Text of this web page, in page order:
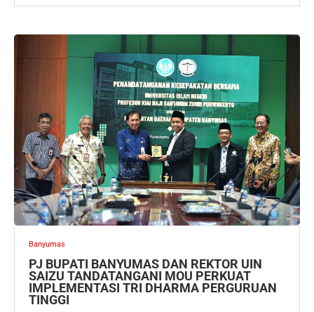
Banyumas
PJ BUPATI BANYUMAS DAN REKTOR UIN
SAIZU TANDATANGANI MOU PERKUAT
IMPLEMENTASI TRI DHARMA PERGURUAN
TINGGI